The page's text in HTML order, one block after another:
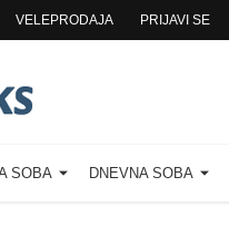
VELEPRODAJA PRIJAVI SE
SOBA DNEVNA SOBA